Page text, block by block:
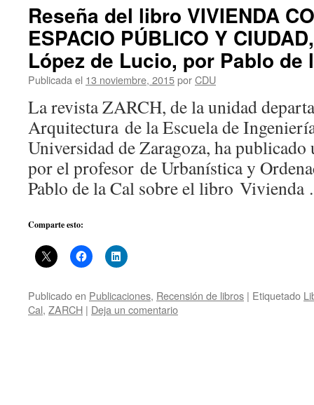
Reseña del libro VIVIENDA
ESPACIO PÚBLICO Y
López de Lucio, por Pablo de
Publicada el 13 noviembre, 2015porCDU
La revista ZARCH, de la unidad
Arquitectura de la Escuela de
Universidad de Zaragoza, ha publicado
por el profesor de Urbanística y
Pablo de la Cal sobre el libro
Comparte esto:
Publicado en Publicaciones, Recensión de libros | Etiquetado
Cal, ZARCH | Deja un comentario